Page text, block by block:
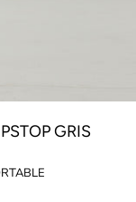
GRIS